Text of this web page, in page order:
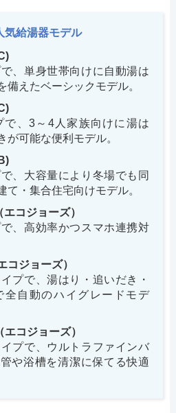
気給湯器モデル
、単身世帯向けに自動湯は
備えたベーシックモデル。
で、3～4人家族向けに湯は
が可能な便利モデル。
、大容量により冬場でも同
て・集合住宅向けモデル。
コジョーズ）
、高効率かつスマホ連携対
コジョーズ）
プで、湯はり・追いだき・
全自動のハイグレードモデ
コジョーズ）
プで、ウルトラファインバ
や浴槽を清潔に保てる快適